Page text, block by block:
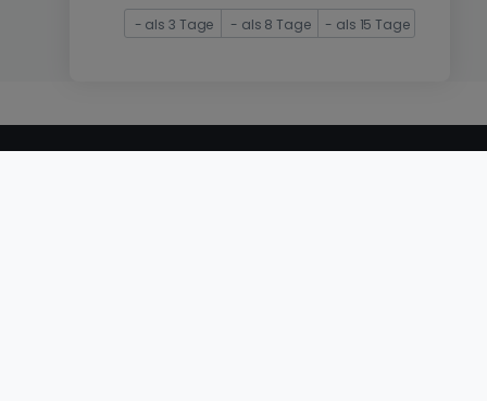
- als 3 Tage - als 8 Tage - als 15 Tage